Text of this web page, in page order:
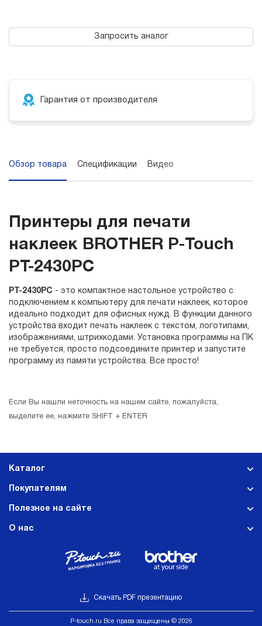
Запросить аналог
Гарантия от производителя
Обзор товара Спецификации Видео
Принтеры для печати
наклеек BROTHER P-Touch
PT-2430PC
PT-2430PC - это компактное настольное устройство с
подключением к компьютеру для печати наклеек, которое
идеально подходит для офисных нужд. В функции данного
устройства входит печать наклеек с текстом, логотипами,
изображениями, штрихкодами. Установка программы на ПК
не требуется, просто подсоедините принтер и запустите
программу из памяти устройства. Все просто!
Если Вы нашли неточность на нашем сайте, пожалуйста,
выделите ее, нажмите SHIFT + ENTER
Каталог
Покупателям
Полезное на сайте
О нас
Скачать PDF презентацию
Р-touch.ru Все права защищены © 2026